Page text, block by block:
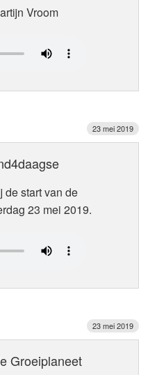
Vroom
23 mei 2019
de start van de
23 mei 2019.
23 mei 2019
Groeiplaneet